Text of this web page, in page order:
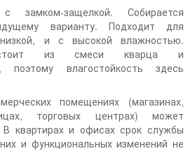
замком-защелкой. Собирается
варианту. Подходит для
и с высокой влажностью.
из смеси кварца и
поэтому влагостойкость здесь
помещениях (магазинах,
торговых центрах) может
В квартирах и офисах срок службы
и функциональных изменений не